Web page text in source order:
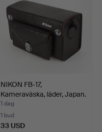
NIKON FB-17,
Kameraväska, läder, Japan.
1 dag
1 bud
33 USD